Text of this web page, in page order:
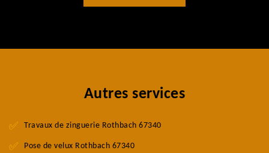
Autres services
Travaux de zinguerie Rothbach 67340
Pose de velux Rothbach 67340